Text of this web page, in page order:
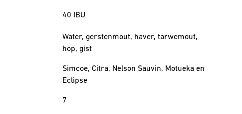
40 IBU
Water, gerstenmout, haver, tarwemout,
hop, gist
Simcoe, Citra, Nelson Sauvin, Motueka en
Eclipse
7